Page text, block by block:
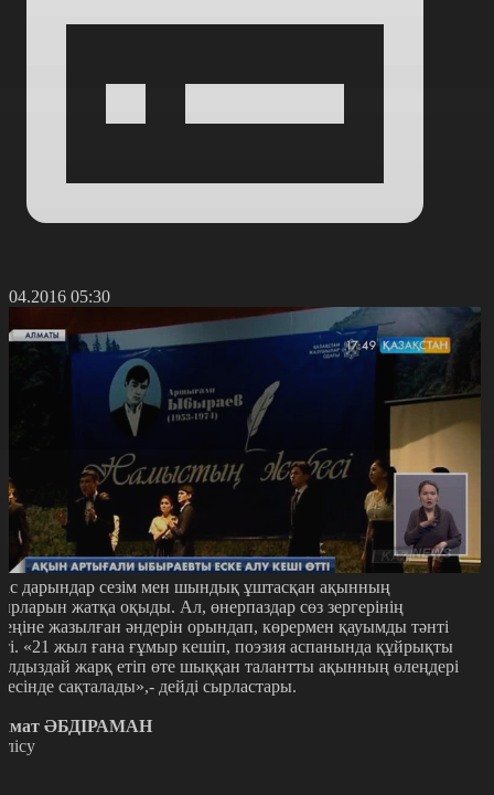
05:30
дарындар сезім мен шындық ұштасқан ақынның
жатқа оқыды. Ал, өнерпаздар сөз зергерінің
жазылған әндерін орындап, көрермен қауымды тәнті
«21 жыл ғана ғұмыр кешіп, поэзия аспанында құйрықты
жарқ етіп өте шыққан талантты ақынның өлеңдері
есінде сақталады»,- дейді сырластары.
ӘБДІРАМАН